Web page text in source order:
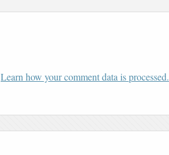
Learn how your comment data is processed.